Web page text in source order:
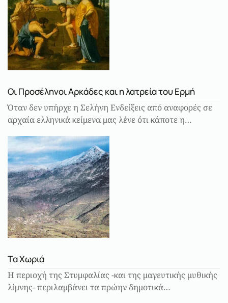
Οι Προσέληνοι Αρκάδες και η λατρεία του Ερμή
Όταν δεν υπήρχε η Σελήνη Ενδείξεις από αναφορές σε
αρχαία ελληνικά κείμενα μας λένε ότι κάποτε η…
Tα Χωριά
Η περιοχή της Στυμφαλίας -και της μαγευτικής μυθικής
λίμνης- περιλαμβάνει τα πρώην δημοτικά…